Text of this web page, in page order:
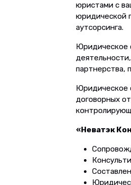
юристами с
юридической
аутсорсинга.
Юридическое
партнерства,
Юридическое
договорных
«Неватэк